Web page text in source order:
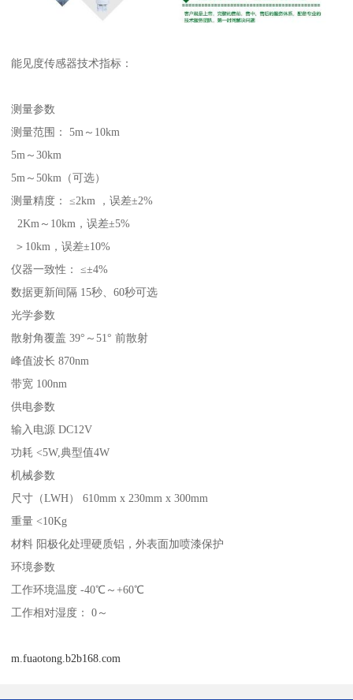
能见度传感器技术指标：
测量参数
测量范围： 5m～10km
5m～30km
5m～50km（可选）
测量精度： ≤2km ，误差±2%
2Km～10km，误差±5%
＞10km，误差±10%
仪器一致性： ≤±4%
数据更新间隔 15秒、60秒可选
光学参数
散射角覆盖 39°～51° 前散射
峰值波长 870nm
带宽 100nm
供电参数
输入电源 DC12V
功耗 <5W,典型值4W
机械参数
尺寸（LWH） 610mm x 230mm x 300mm
重量 <10Kg
材料 阳极化处理硬质铝，外表面加喷漆保护
环境参数
工作环境温度 -40℃～+60℃
工作相对湿度： 0～
m.fuaotong.b2b168.com